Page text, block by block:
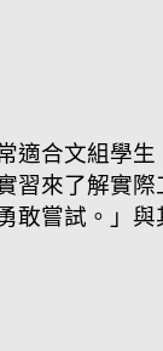
適合文組學生
習來了解實際
敢嘗試。」與